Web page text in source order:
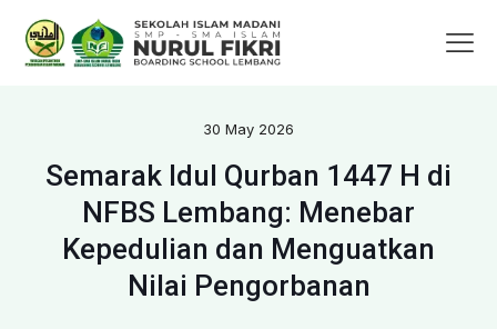
30 May 2026
Semarak Idul Qurban 1447 H di
NFBS Lembang: Menebar
Kepedulian dan Menguatkan
Nilai Pengorbanan